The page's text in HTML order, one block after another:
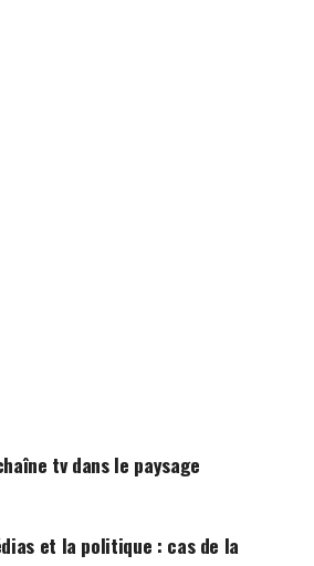
tv dans le paysage
et la politique : cas de la